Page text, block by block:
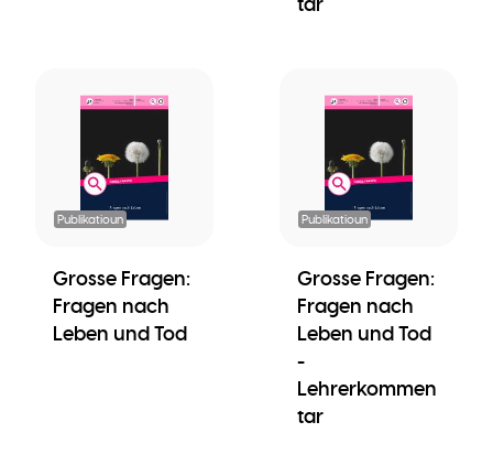
Publikatioun
Grosse Fragen:
Fragen nach
Leben und Tod
Publikatioun
Grosse Fragen:
Fragen nach
Leben und Tod
-
Lehrerkommen
tar